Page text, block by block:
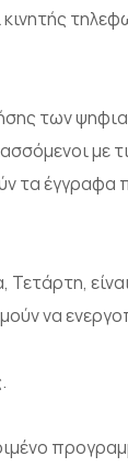
των
με
τα έγγραφα
να